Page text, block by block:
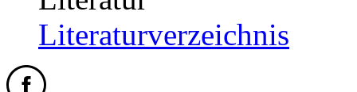
Literaturverzeichnis